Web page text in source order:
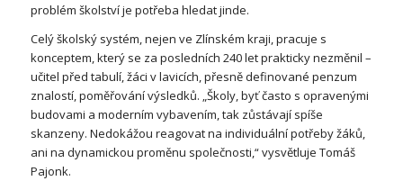
problém školství je potřeba hledat jinde.
Celý školský systém, nejen ve Zlínském kraji, pracuje s
konceptem, který se za posledních 240 let prakticky nezměnil –
učitel před tabulí, žáci v lavicích, přesně definované penzum
znalostí, poměřování výsledků. „Školy, byť často s opravenými
budovami a moderním vybavením, tak zůstávají spíše
skanzeny. Nedokážou reagovat na individuální potřeby žáků,
ani na dynamickou proměnu společnosti,“ vysvětluje Tomáš
Pajonk.